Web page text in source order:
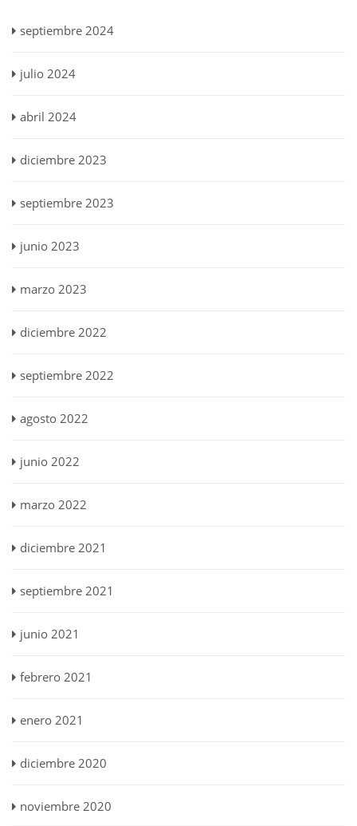
septiembre 2024
julio 2024
abril 2024
diciembre 2023
septiembre 2023
junio 2023
marzo 2023
diciembre 2022
septiembre 2022
agosto 2022
junio 2022
marzo 2022
diciembre 2021
septiembre 2021
junio 2021
febrero 2021
enero 2021
diciembre 2020
noviembre 2020